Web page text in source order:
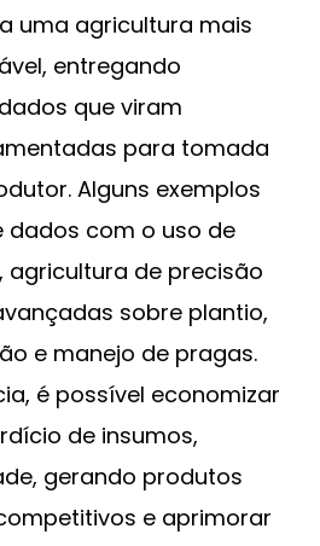
uma agricultura mais
entregando
que viram
para tomada
Alguns exemplos
dados com o uso de
agricultura de precisão
sobre plantio,
e manejo de pragas.
é possível economizar
de insumos,
gerando produtos
e aprimorar